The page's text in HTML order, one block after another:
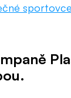
sportovce